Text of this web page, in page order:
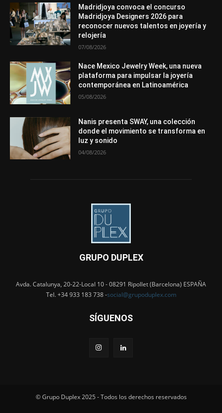
Mundo Técnico
Novedades Opiniones
Perspectiva
Premios
Secciones Sin categoría
Más
Madridjoya convoca el concurso
Madridjoya Designers 2026 para
reconocer nuevos talentos en joyería y
relojería
07/08/2026
Nace Mexico Jewelry Week, una nueva
plataforma para impulsar la joyería
contemporánea en Latinoamérica
05/08/2026
Nanis presenta SWAY, una colección
donde el movimiento se transforma en
luz y sonido
04/08/2026
GRUPO DUPLEX
Avda. Catalunya, 20-22-Local 10 - 08291 Ripollet (Barcelona) ESPAÑA
Tel. +34 933 183 738 -social@grupoduplex.com
SÍGUENOS
© Grupo Duplex 2025 - Todos los derechos reservados